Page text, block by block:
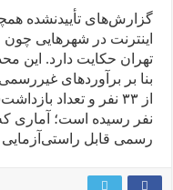
گزارش‌های تأییدنشده
اینترنت در شهرهایی
تهران حکایت دارد. این
بنا بر برآوردهای
از ۳۳ نفر و تعداد
نفر رسیده است؛ آماری
رسمی قابل